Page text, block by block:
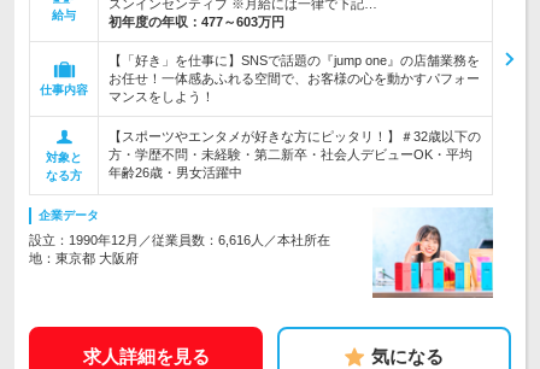
給与
スンインセンティブ ※月給には一律で下記…
初年度の年収： 477～603万円
仕事内容
【「好き」を仕事に】SNSで話題の『jump one』の店舗業務を
お任せ！一体感あふれる空間で、お客様の心を動かすパフォー
マンスをしよう！
対象と
なる方
【スポーツやエンタメが好きな方にピッタリ！】＃32歳以下の
方・学歴不問・未経験・第二新卒・社会人デビューOK・平均
年齢26歳・男女活躍中
企業データ
設立：1990年12月／従業員数：6,616人／本社所在
地：東京都 大阪府
求人詳細を見る 気になる